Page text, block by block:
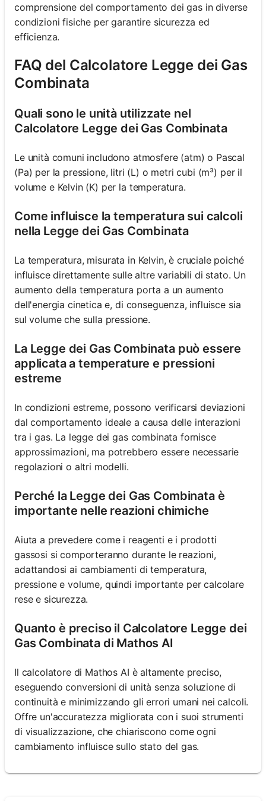
comprensione del comportamento dei gas in diverse
condizioni fisiche per garantire sicurezza ed
efficienza.
FAQ del Calcolatore Legge dei Gas
Combinata
Quali sono le unità utilizzate nel
Calcolatore Legge dei Gas Combinata
Le unità comuni includono atmosfere (atm) o Pascal
(Pa) per la pressione, litri (L) o metri cubi (m³) per il
volume e Kelvin (K) per la temperatura.
Come influisce la temperatura sui calcoli
nella Legge dei Gas Combinata
La temperatura, misurata in Kelvin, è cruciale poiché
influisce direttamente sulle altre variabili di stato. Un
aumento della temperatura porta a un aumento
dell'energia cinetica e, di conseguenza, influisce sia
sul volume che sulla pressione.
La Legge dei Gas Combinata può essere
applicata a temperature e pressioni
estreme
In condizioni estreme, possono verificarsi deviazioni
dal comportamento ideale a causa delle interazioni
tra i gas. La legge dei gas combinata fornisce
approssimazioni, ma potrebbero essere necessarie
regolazioni o altri modelli.
Perché la Legge dei Gas Combinata è
importante nelle reazioni chimiche
Aiuta a prevedere come i reagenti e i prodotti
gassosi si comporteranno durante le reazioni,
adattandosi ai cambiamenti di temperatura,
pressione e volume, quindi importante per calcolare
rese e sicurezza.
Quanto è preciso il Calcolatore Legge dei
Gas Combinata di Mathos AI
Il calcolatore di Mathos AI è altamente preciso,
eseguendo conversioni di unità senza soluzione di
continuità e minimizzando gli errori umani nei calcoli.
Offre un'accuratezza migliorata con i suoi strumenti
di visualizzazione, che chiariscono come ogni
cambiamento influisce sullo stato del gas.